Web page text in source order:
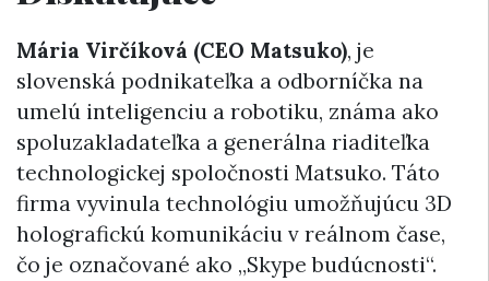
Mária Virčíková (CEO Matsuko), je
slovenská podnikateľka a odborníčka na
umelú inteligenciu a robotiku, známa ako
spoluzakladateľka a generálna riaditeľka
technologickej spoločnosti Matsuko. Táto
firma vyvinula technológiu umožňujúcu 3D
holografickú komunikáciu v reálnom čase,
čo je označované ako „Skype budúcnosti“.